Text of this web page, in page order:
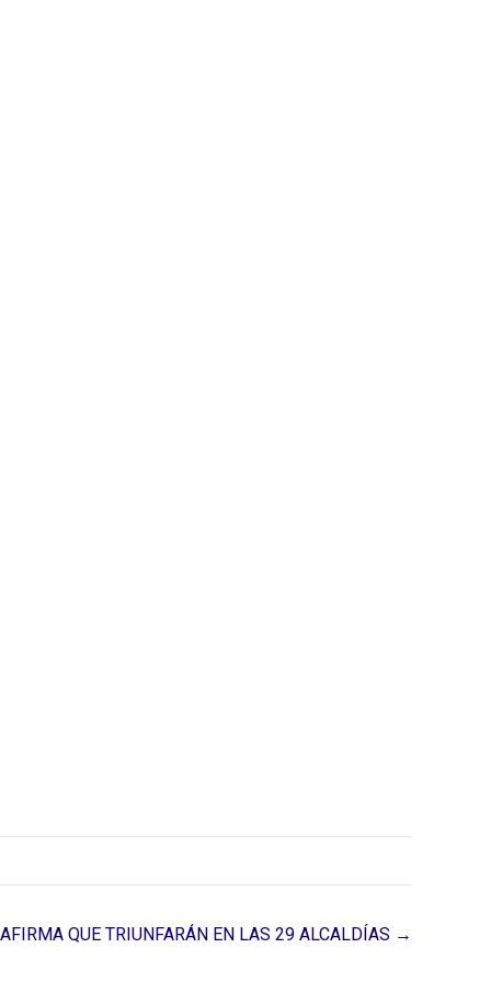
QUE TRIUNFARÁN EN LAS 29 ALCALDÍAS →